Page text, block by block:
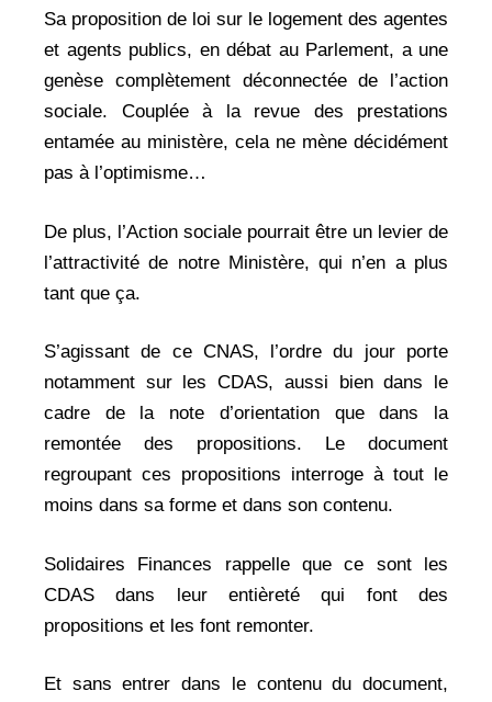
Sa proposition de loi sur le logement des agentes
et agents publics, en débat au Parlement, a une
genèse complètement déconnectée de l’action
sociale. Couplée à la revue des prestations
entamée au ministère, cela ne mène décidément
pas à l’optimisme…
De plus, l’Action sociale pourrait être un levier de
l’attractivité de notre Ministère, qui n’en a plus
tant que ça.
S’agissant de ce CNAS, l’ordre du jour porte
notamment sur les CDAS, aussi bien dans le
cadre de la note d’orientation que dans la
remontée des propositions. Le document
regroupant ces propositions interroge à tout le
moins dans sa forme et dans son contenu.
Solidaires Finances rappelle que ce sont les
CDAS dans leur entièreté qui font des
propositions et les font remonter.
Et sans entrer dans le contenu du document,